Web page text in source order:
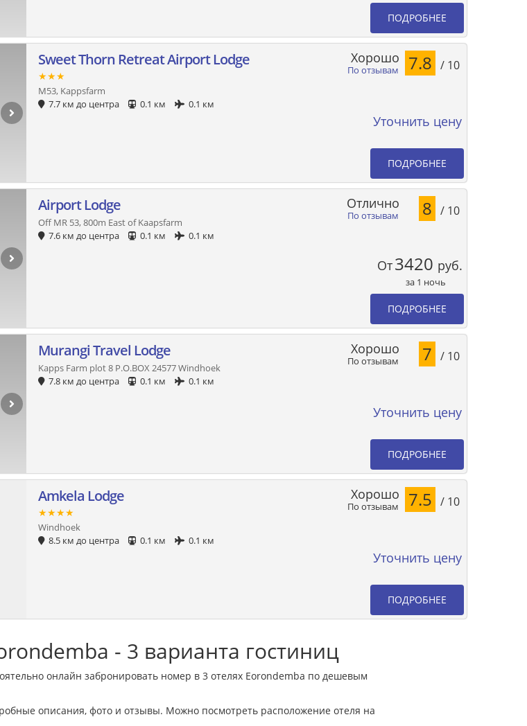
ПОДРОБНЕЕ
Sweet Thorn Retreat Airport Lodge
★★★
M53, Kappsfarm
7.7 км до центра
0.1 км 0.1 км
По отзывам
Хорошо 7.8 / 10
Уточнить цену
ПОДРОБНЕЕ
Airport Lodge
Off MR 53, 800m East of Kaapsfarm
7.6 км до центра
0.1 км 0.1 км
По отзывам
Отлично 8 / 10
От3420 руб.
за 1 ночь
ПОДРОБНЕЕ
Murangi Travel Lodge
Kapps Farm plot 8 P.O.BOX 24577 Windhoek
7.8 км до центра
0.1 км 0.1 км
По отзывам
Хорошо 7 / 10
Уточнить цену
ПОДРОБНЕЕ
Amkela Lodge
★★★★
Windhoek
8.5 км до центра
0.1 км 0.1 км
По отзывам
Хорошо 7.5 / 10
Уточнить цену
ПОДРОБНЕЕ
- 3 варианта гостиниц
онлайн забронировать номер в 3 отелях Eorondemba по дешевым
описания, фото и отзывы. Можно посмотреть расположение отеля на